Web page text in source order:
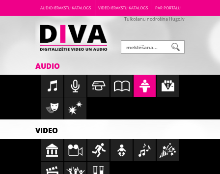
AUDIO IERAKSTU KATALOGS VIDEO IERAKSTU KATALOGS PAR PORTĀLU
Tulkošanu nodrošina Hugo.lv
AUDIO
VIDEO